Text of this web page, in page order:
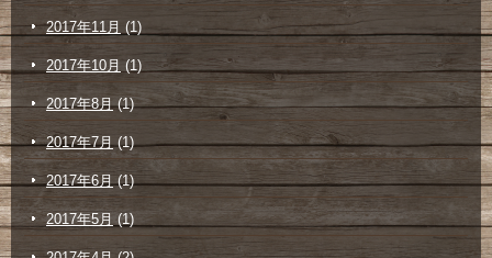
2017年11月 (1)
2017年10月 (1)
2017年8月(1)
2017年7月(1)
2017年6月(1)
2017年5月 (1)